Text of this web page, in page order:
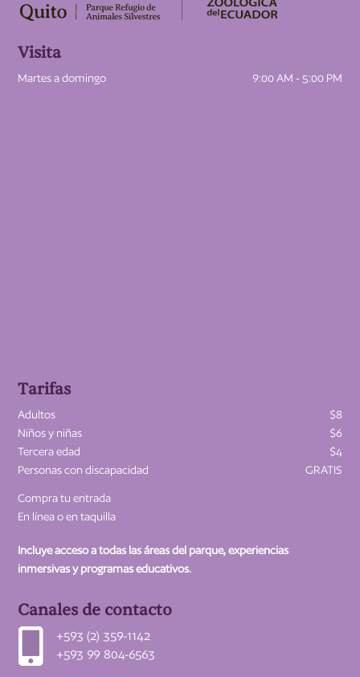
Visita
Martes a domingo 9:00 AM - 5:00 PM
Tarifas
Adultos
$8
Niños y niñas
$6
Tercera edad
$4
Personas con discapacidad
GRATIS
Compra tu entrada
En línea o en taquilla
Incluye acceso a todas las áreas del parque, experiencias
inmersivas y programas educativos.
Canales de contacto

+593 (2) 359-1142
+593 99 804-6563